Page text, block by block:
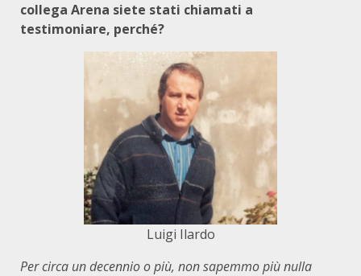
collega Arena siete stati chiamati a
testimoniare, perché?
Luigi Ilardo
Per circa un decennio o più, non sapemmo più nulla